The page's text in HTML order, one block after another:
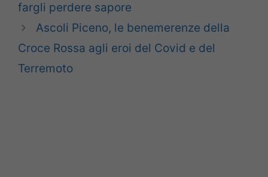
fargli perdere sapore
Ascoli Piceno, le benemerenze della
Croce Rossa agli eroi del Covid e del
Terremoto